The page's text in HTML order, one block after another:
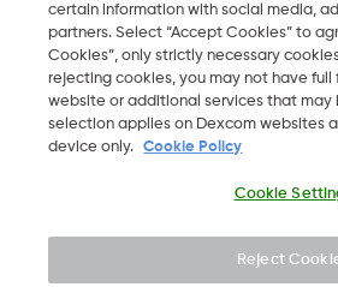
2026 Dexcom, Inc. Všetky práva
certain information with social media,
partners. Select “Accept Cookies” to
Cookies”, only strictly necessary
rejecting cookies, you may not have
website or additional services that may
selection applies on Dexcom websites
device only.
Cookie Policy
Cookie
Reject